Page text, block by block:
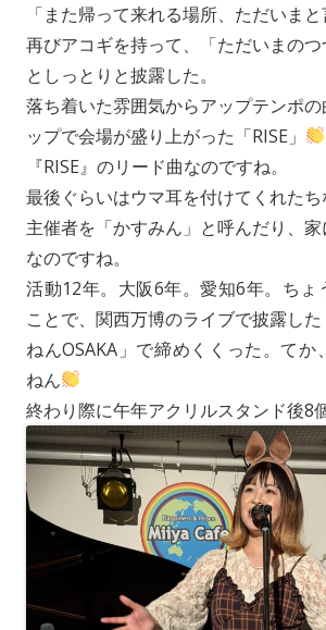
「また帰って来れる場所、ただいまと
再びアコギを持って、「ただいまのつ
としっとりと披露した。
落ち着いた雰囲気からアップテンポ
ップで会場が盛り上がった「RISE」
『RISE』のリード曲なのですね。
最後ぐらいはウマ耳を付けてくれたち
主催者を「かすみん」と呼んだり、
なのですね。
活動12年。大阪6年。愛知6年。ちょ
ことで、関西万博のライブで披露し
ねんOSAKA」で締めくくった。て
ねん
終わり際に午年アクリルスタンド後8